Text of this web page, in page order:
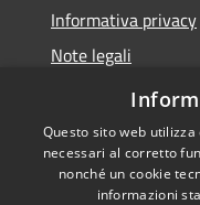
Informativa privacy
Note legali
Dichiarazione di
Questo sito web
necessari al corretto
nonché un cookie
informazioni